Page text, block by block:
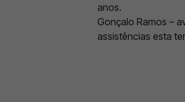
anos.
Gonçalo Ramos –
assistências esta